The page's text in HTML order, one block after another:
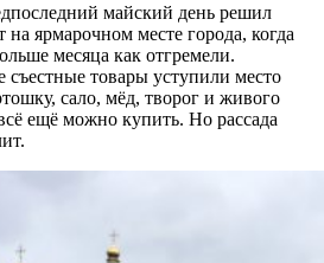
майский день решил
ярмарочном месте города, когда
месяца как отгремели.
съестные товары уступили место
сало, мёд, творог и живого
ещё можно купить. Но рассада